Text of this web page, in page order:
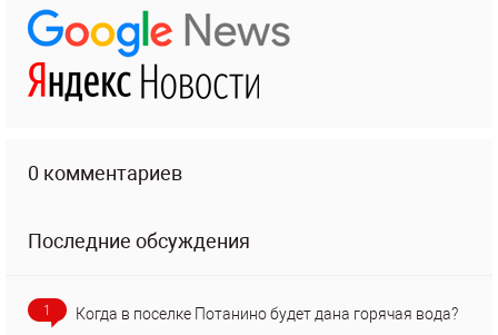
0 комментариев
Последние обсуждения
1 Когда в поселке Потанино будет дана горячая вода?